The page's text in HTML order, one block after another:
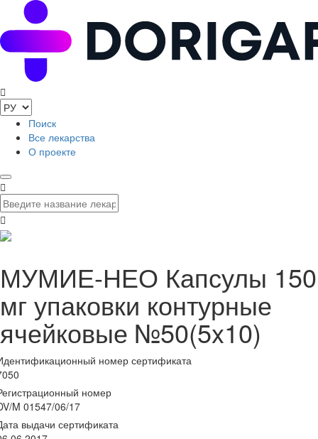
Поиск
Все лекарства
О проекте
МУМИЕ-НЕО Капсулы 150
мг упаковки контурные
ячейковые №50(5x10)
номер сертификата
номер
M 01547/06/17
выдачи сертификата